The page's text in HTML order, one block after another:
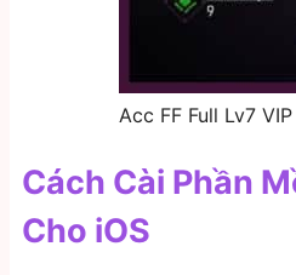
Acc FF Full Lv7 VIP
Cách Cài Phần
Cho iOS